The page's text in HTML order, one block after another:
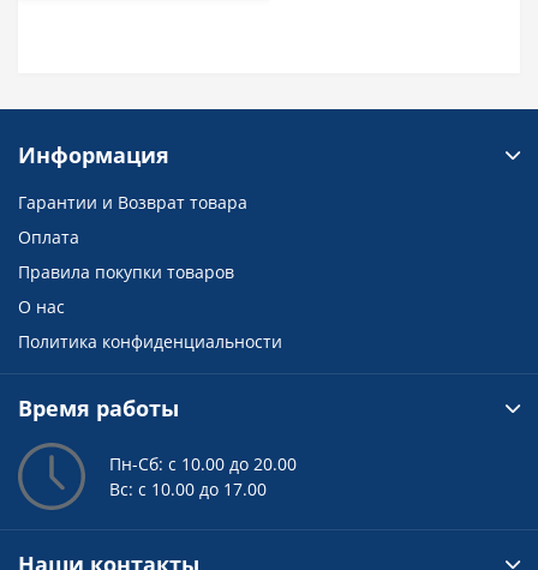
Информация
Гарантии и Возврат товара
Оплата
Правила покупки товаров
О нас
Политика конфиденциальности
Время работы
Пн-Сб: с 10.00 до 20.00
Вс: с 10.00 до 17.00
Наши контакты